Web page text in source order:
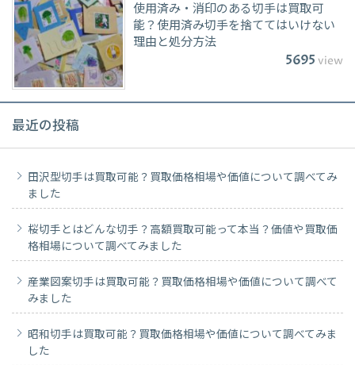
使用済み・消印のある切手は買取可
能？使用済み切手を捨ててはいけない
理由と処分方法
5695 view
最近の投稿
田沢型切手は買取可能？買取価格相場や価値について調べてみ
ました
桜切手とはどんな切手？高額買取可能って本当？価値や買取価
格相場について調べてみました
産業図案切手は買取可能？買取価格相場や価値について調べて
みました
昭和切手は買取可能？買取価格相場や価値について調べてみま
した